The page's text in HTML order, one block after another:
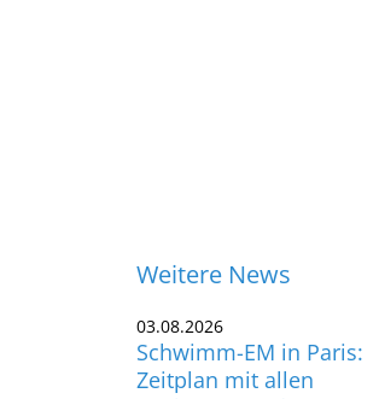
Weitere News
03.08.2026
Schwimm-EM in Paris:
Zeitplan mit allen